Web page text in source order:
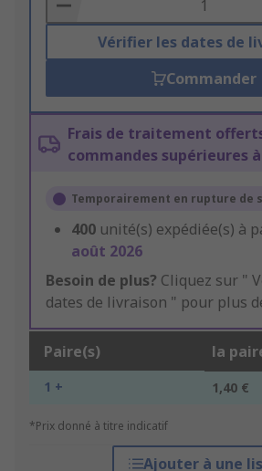
Vérifier les dates de
Commander
Frais de traitement
commandes supérieures à
Temporairement en rupture de
400 unité(s) expédiée(s) à
août 2026
Besoin de plus? Cliquez sur "
dates de livraison " pour plus
Paire(s) la
1 + 1,40 €
*Prix donné à titre indicatif
Ajouter à une